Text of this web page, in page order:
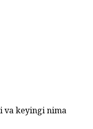
va keyingi nima